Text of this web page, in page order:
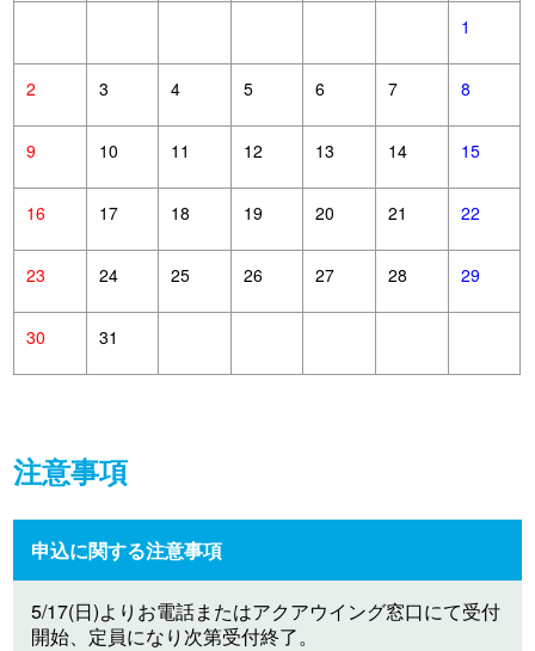
1
2 3 4 5 6 7 8
9 10 11 12 13 14 15
16 17 18 19 20 21 22
23 24 25 26 27 28 29
30 31
注意事項
申込に関する注意事項
5/17(日)よりお電話またはアクアウイング窓口にて受付
開始、定員になり次第受付終了。